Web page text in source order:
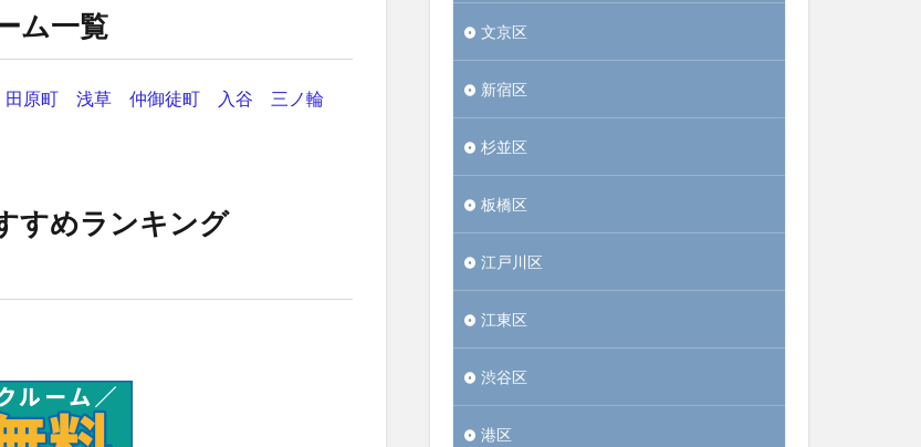
ム一覧
田原町 浅草 仲御徒町 入谷
三ノ輪
すめランキング
文京区
新宿区
杉並区
板橋区
江戸川区
江東区
渋谷区
港区